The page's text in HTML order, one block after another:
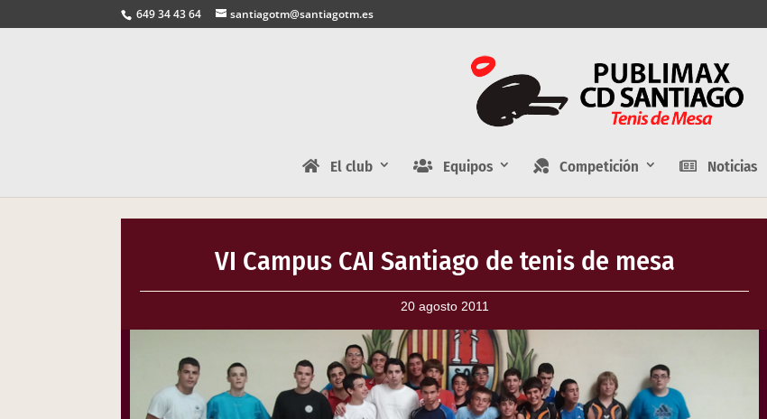
649 34 43 64 santiagotm@santiagotm.es
El club Equipos Competición Noticias
VI Campus CAI Santiago de tenis de mesa
20 agosto 2011